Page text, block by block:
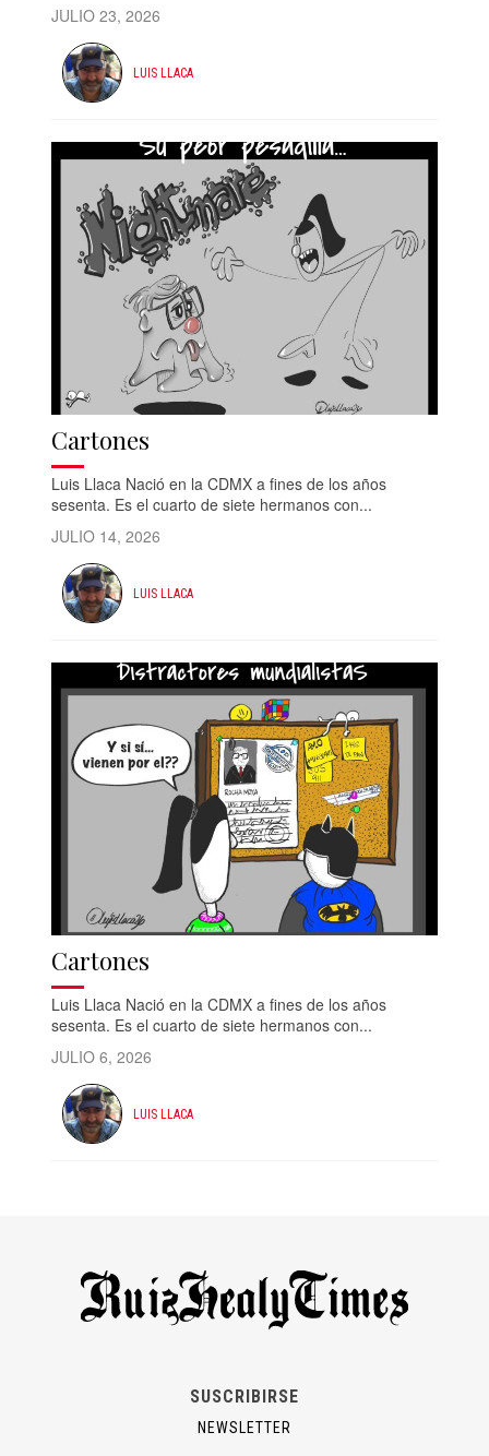
JULIO 23, 2026
LUIS LLACA
Cartones
Luis Llaca Nació en la CDMX a fines de los años
sesenta. Es el cuarto de siete hermanos con...
JULIO 14, 2026
LUIS LLACA
Cartones
Luis Llaca Nació en la CDMX a fines de los años
sesenta. Es el cuarto de siete hermanos con...
JULIO 6, 2026
LUIS LLACA
SUSCRIBIRSE
NEWSLETTER